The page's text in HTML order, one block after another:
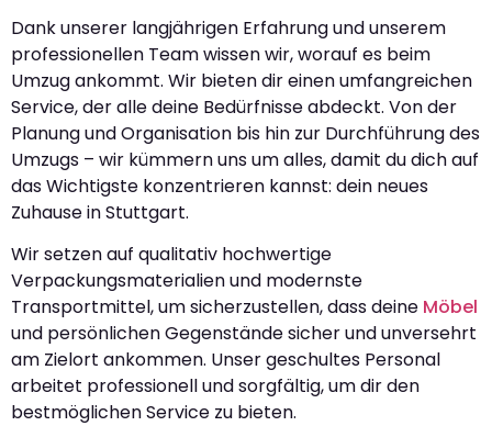
Dank unserer langjährigen Erfahrung und unserem
professionellen Team wissen wir, worauf es beim
Umzug ankommt. Wir bieten dir einen umfangreichen
Service, der alle deine Bedürfnisse abdeckt. Von der
Planung und Organisation bis hin zur Durchführung des
Umzugs – wir kümmern uns um alles, damit du dich auf
das Wichtigste konzentrieren kannst: dein neues
Zuhause in Stuttgart.
Wir setzen auf qualitativ hochwertige
Verpackungsmaterialien und modernste
Transportmittel, um sicherzustellen, dass deine Möbel
und persönlichen Gegenstände sicher und unversehrt
am Zielort ankommen. Unser geschultes Personal
arbeitet professionell und sorgfältig, um dir den
bestmöglichen Service zu bieten.